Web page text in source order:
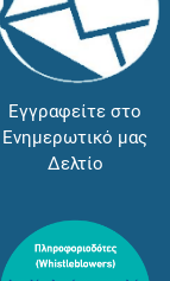
Εγγραφείτε στο
Ενημερωτικό μας
Δελτίο